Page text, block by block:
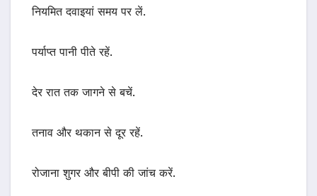
नियमित दवाइयां समय पर लें.
पर्याप्त पानी पीते रहें.
देर रात तक जागने से बचें.
तनाव और थकान से दूर रहें.
रोजाना शुगर और बीपी की जांच करें.